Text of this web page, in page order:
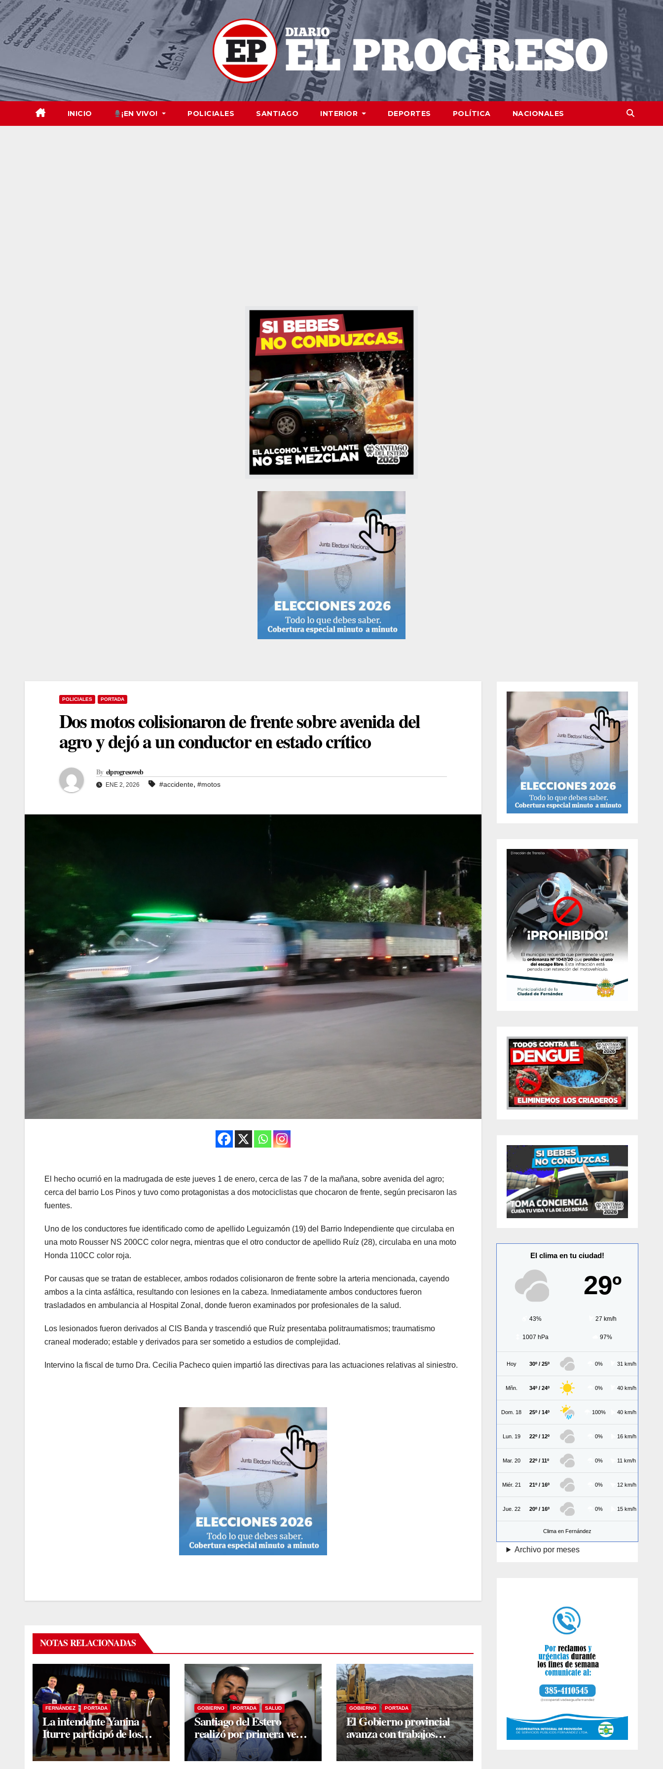
Skip
to
content
INICIO ¡EN VIVO! POLICIALES SANTIAGO INTERIOR DEPORTES POLÍTICA NACIONALES
POLICIALES PORTADA
Dos motos colisionaron de frente sobre avenida del
agro y dejó a un conductor en estado crítico
By elprogresoweb
ENE 2, 2026 #accidente, #motos
El hecho ocurrió en la madrugada de este jueves 1 de enero, cerca de las 7 de la mañana, sobre avenida del agro;
cerca del barrio Los Pinos y tuvo como protagonistas a dos motociclistas que chocaron de frente, según precisaron las
fuentes.
Uno de los conductores fue identificado como de apellido Leguizamón (19) del Barrio Independiente que circulaba en
una moto Rousser NS 200CC color negra, mientras que el otro conductor de apellido Ruíz (28), circulaba en una moto
Honda 110CC color roja.
Por causas que se tratan de establecer, ambos rodados colisionaron de frente sobre la arteria mencionada, cayendo
ambos a la cinta asfáltica, resultando con lesiones en la cabeza. Inmediatamente ambos conductores fueron
trasladados en ambulancia al Hospital Zonal, donde fueron examinados por profesionales de la salud.
Los lesionados fueron derivados al CIS Banda y trascendió que Ruíz presentaba politraumatismos; traumatismo
craneal moderado; estable y derivados para ser sometido a estudios de complejidad.
Intervino la fiscal de turno Dra. Cecilia Pacheco quien impartió las directivas para las actuaciones relativas al siniestro.
NOTAS RELACIONADAS
FERNÁNDEZ PORTADA
La intendente Yanina
Iturre participó de los
emotivos festejos por el
Aniversario del Taekwon-
GOBIERNO PORTADA SALUD
Santiago del Estero
realizó por primera vez
una habilitación auditiva
con vincha de conducción
GOBIERNO PORTADA
El Gobierno provincial
avanza con trabajos
preventivos en los ríos
Dulce y Salado y en los
El clima en tu ciudad!
29º
43% 27 km/h
1007 hPa 97%
Hoy 30º / 25º 0% 31 km/h
Mñn. 34º / 24º 0% 40 km/h
Dom. 18 25º / 14º 100% 40 km/h
Lun. 19 22º / 12º 0% 16 km/h
Mar. 20 22º / 11º 0% 11 km/h
Miér. 21 21º / 16º 0% 12 km/h
Jue. 22 20º / 16º 0% 15 km/h
Clima en Fernández
Archivo por meses